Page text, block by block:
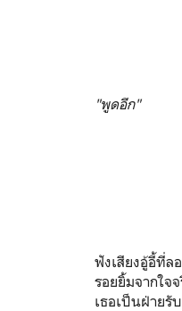
"พูดอีก"
ฟังเสียงอู้อี้ที่ล
รอยยิ้มจากใจ
เธอเป็นฝ่ายรั